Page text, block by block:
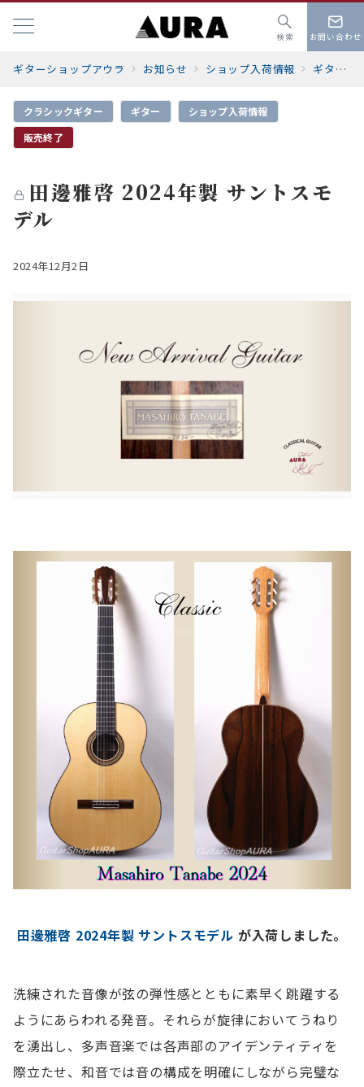
検索 お問い合わせ
ギターショップアウラ お知らせ ショップ入荷情報 ギター
クラシックギター ギター
ショップ入荷情報
販売終了
田邊雅啓 2024年製 サントスモ
デル
2024年12月2日
田邊雅啓 2024年製 サントスモデル が入荷しました。
洗練された音像が弦の弾性感とともに素早く跳躍する
ようにあらわれる発音。それらが旋律においてうねり
を湧出し、多声音楽では各声部のアイデンティティを
際立たせ、和音では音の構成を明確にしながら完璧な